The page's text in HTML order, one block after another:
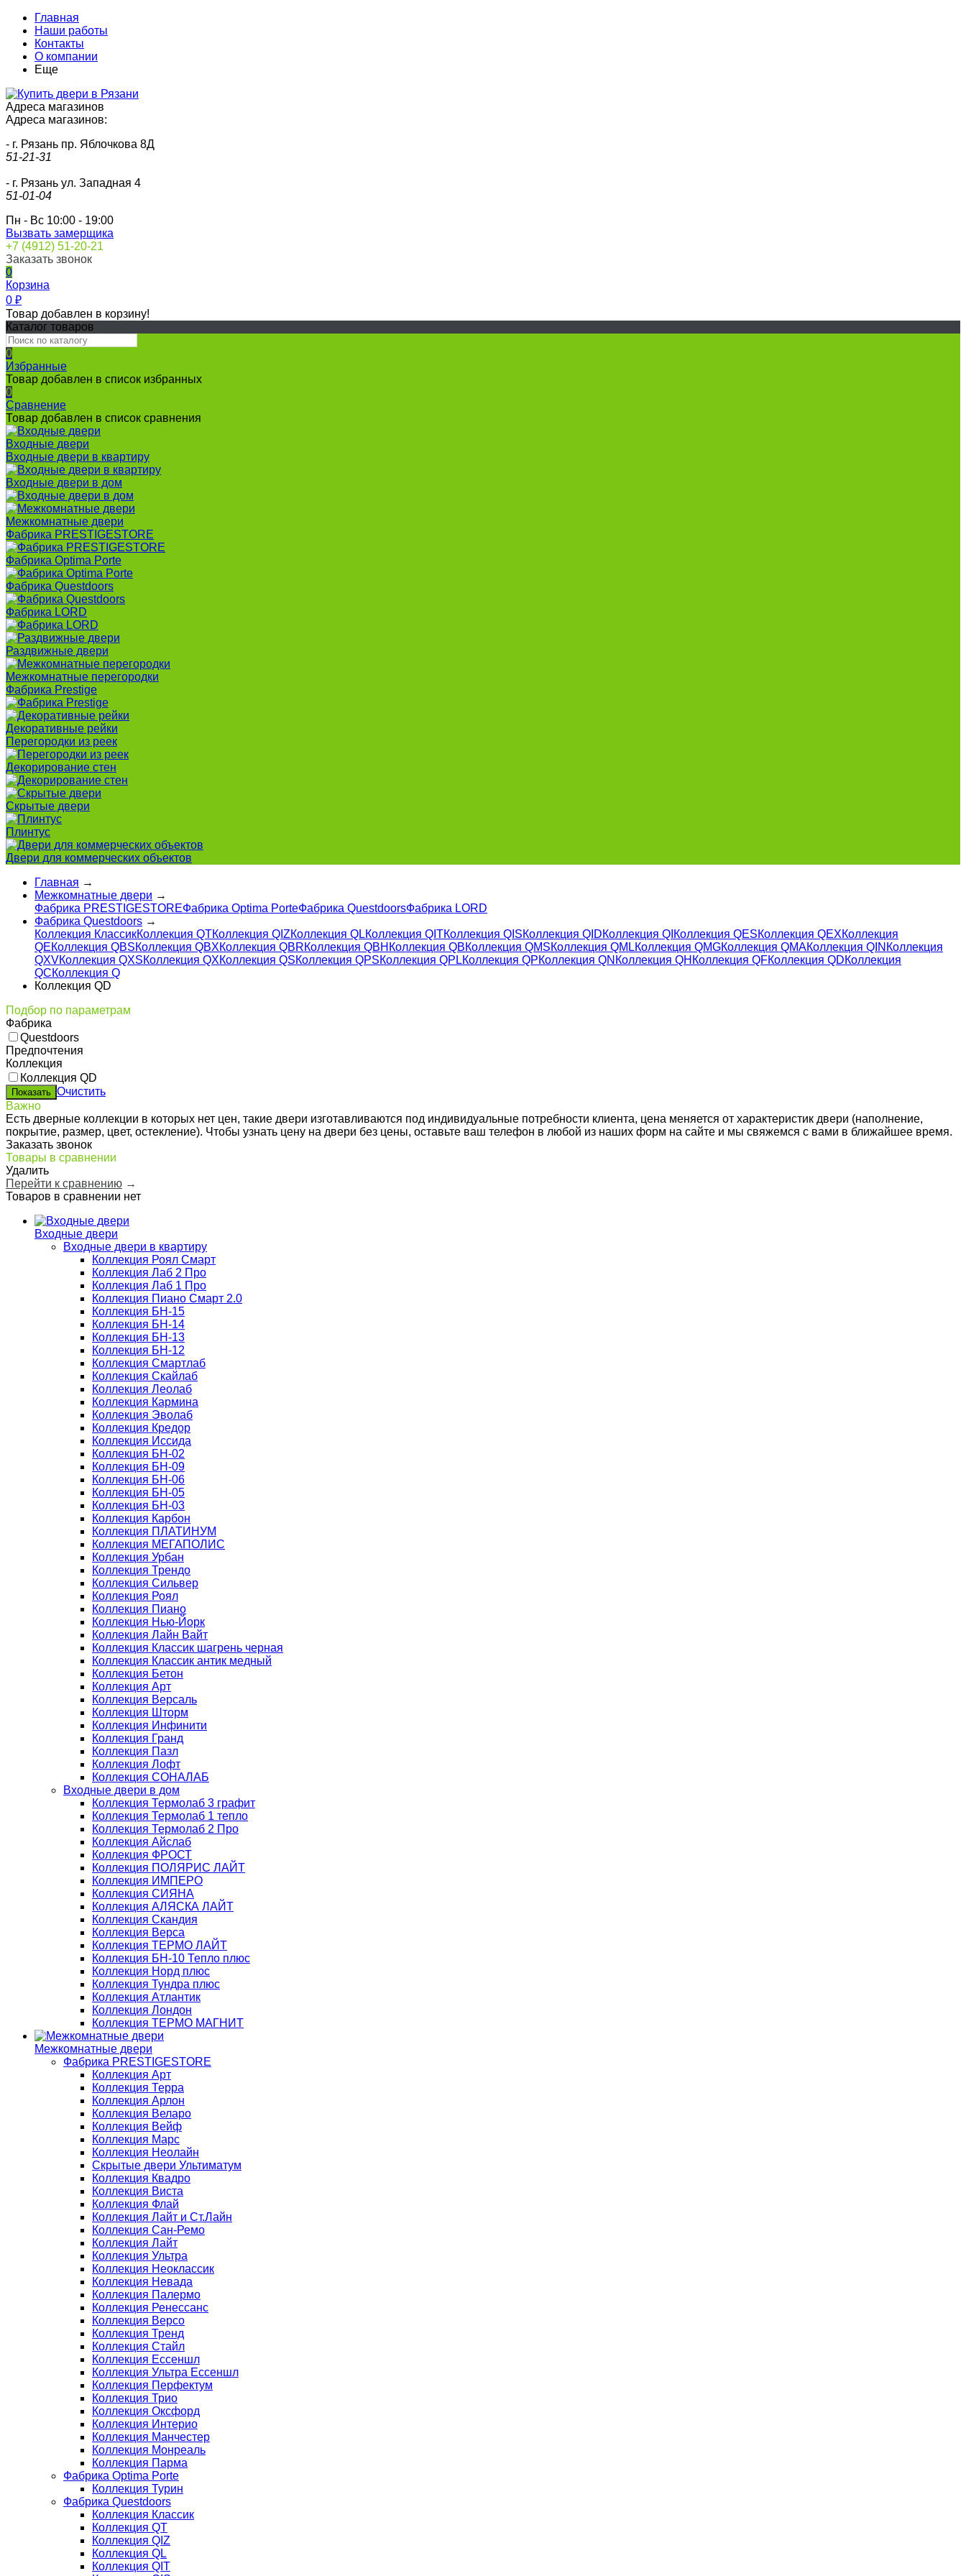
Главная
Наши работы
Контакты
О компании
Еще
Адреса магазинов
Адреса магазинов:
- г. Рязань пр. Яблочкова 8Д
51-21-31
- г. Рязань ул. Западная 4
51-01-04
Пн - Вс 10:00 - 19:00
Вызвать замерщика
+7 (4912) 51-20-21
Заказать звонок
0
Корзина
0 ₽
Товар добавлен в корзину!
Каталог товаров
0
Избранные
Товар добавлен в список избранных
0
Сравнение
Товар добавлен в список сравнения
Входные двери
Входные двери в квартиру
Входные двери в дом
Межкомнатные двери
Фабрика PRESTIGESTORE
Фабрика Optima Porte
Фабрика Questdoors
Фабрика LORD
Раздвижные двери
Межкомнатные перегородки
Фабрика Prestige
Декоративные рейки
Перегородки из реек
Декорирование стен
Скрытые двери
Плинтус
Двери для коммерческих объектов
Главная →
Межкомнатные двери →
Фабрика PRESTIGESTOREФабрика Optima PorteФабрика QuestdoorsФабрика LORD
Фабрика Questdoors →
Коллекция КлассикКоллекция QTКоллекция QIZКоллекция QLКоллекция QITКоллекция QISКоллекция QIDКоллекция QI Коллекция QESКоллекция QEXКоллекция
QEКоллекция QBSКоллекция QBXКоллекция QBRКоллекция QBH Коллекция QBКоллекция QMSКоллекция QMLКоллекция QMGКоллекция QMAКоллекция QIN Коллекция
QXVКоллекция QXSКоллекция QXКоллекция QSКоллекция QPSКоллекция QPLКоллекция QPКоллекция QN Коллекция QH Коллекция QFКоллекция QDКоллекция
QCКоллекция Q
Коллекция QD
Подбор по параметрам
Фабрика
Questdoors
Предпочтения
Коллекция
Коллекция QD
Очистить
Важно
Есть дверные коллекции в которых нет цен, такие двери изготавливаются под индивидуальные потребности клиента, цена меняется от характеристик двери (наполнение,
покрытие, размер, цвет, остекление). Чтобы узнать цену на двери без цены, оставьте ваш телефон в любой из наших форм на сайте и мы свяжемся с вами в ближайшее время.
Заказать звонок
Товары в сравнении
Удалить
Перейти к сравнению →
Товаров в сравнении нет
Входные двери
Входные двери в квартиру
Коллекция Роял Смарт
Коллекция Лаб 2 Про
Коллекция Лаб 1 Про
Коллекция Пиано Смарт 2.0
Коллекция БН-15
Коллекция БН-14
Коллекция БН-13
Коллекция БН-12
Коллекция Смартлаб
Коллекция Скайлаб
Коллекция Леолаб
Коллекция Кармина
Коллекция Эволаб
Коллекция Кредор
Коллекция Иссида
Коллекция БН-02
Коллекция БН-09
Коллекция БН-06
Коллекция БН-05
Коллекция БН-03
Коллекция Карбон
Коллекция ПЛАТИНУМ
Коллекция МЕГАПОЛИС
Коллекция Урбан
Коллекция Трендо
Коллекция Сильвер
Коллекция Роял
Коллекция Пиано
Коллекция Нью-Йорк
Коллекция Лайн Вайт
Коллекция Классик шагрень черная
Коллекция Классик антик медный
Коллекция Бетон
Коллекция Арт
Коллекция Версаль
Коллекция Шторм
Коллекция Инфинити
Коллекция Гранд
Коллекция Пазл
Коллекция Лофт
Коллекция СОНАЛАБ
Входные двери в дом
Коллекция Термолаб 3 графит
Коллекция Термолаб 1 тепло
Коллекция Термолаб 2 Про
Коллекция Айслаб
Коллекция ФРОСТ
Коллекция ПОЛЯРИС ЛАЙТ
Коллекция ИМПЕРО
Коллекция СИЯНА
Коллекция АЛЯСКА ЛАЙТ
Коллекция Скандия
Коллекция Верса
Коллекция ТЕРМО ЛАЙТ
Коллекция БН-10 Тепло плюс
Коллекция Норд плюс
Коллекция Тундра плюс
Коллекция Атлантик
Коллекция Лондон
Коллекция ТЕРМО МАГНИТ
Межкомнатные двери
Фабрика PRESTIGESTORE
Коллекция Арт
Коллекция Терра
Коллекция Арлон
Коллекция Веларо
Коллекция Вейф
Коллекция Марс
Коллекция Неолайн
Скрытые двери Ультиматум
Коллекция Квадро
Коллекция Виста
Коллекция Флай
Коллекция Лайт и Ст.Лайн
Коллекция Сан-Ремо
Коллекция Лайт
Коллекция Ультра
Коллекция Неоклассик
Коллекция Невада
Коллекция Палермо
Коллекция Ренессанс
Коллекция Версо
Коллекция Тренд
Коллекция Стайл
Коллекция Ессеншл
Коллекция Ультра Ессеншл
Коллекция Перфектум
Коллекция Трио
Коллекция Оксфорд
Коллекция Интерио
Коллекция Манчестер
Коллекция Монреаль
Коллекция Парма
Фабрика Optima Porte
Коллекция Турин
Фабрика Questdoors
Коллекция Классик
Коллекция QT
Коллекция QIZ
Коллекция QL
Коллекция QIT